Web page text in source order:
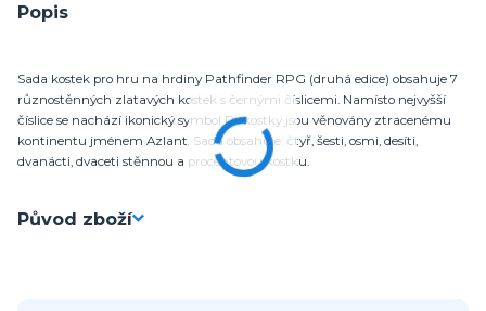
Popis
Sada kostek pro hru na hrdiny Pathfinder RPG (druhá edice) obsahuje 7
různostěnných zlatavých kostek s černými číslicemi. Namísto nejvyšší
číslice se nachází ikonický symbol P , kostky jsou věnovány ztracenému
kontinentu jménem Azlant. Sada obsahuje: čtyř, šesti, osmi, desíti,
dvanácti, dvaceti stěnnou a procentovou kostku.
Původ zboží